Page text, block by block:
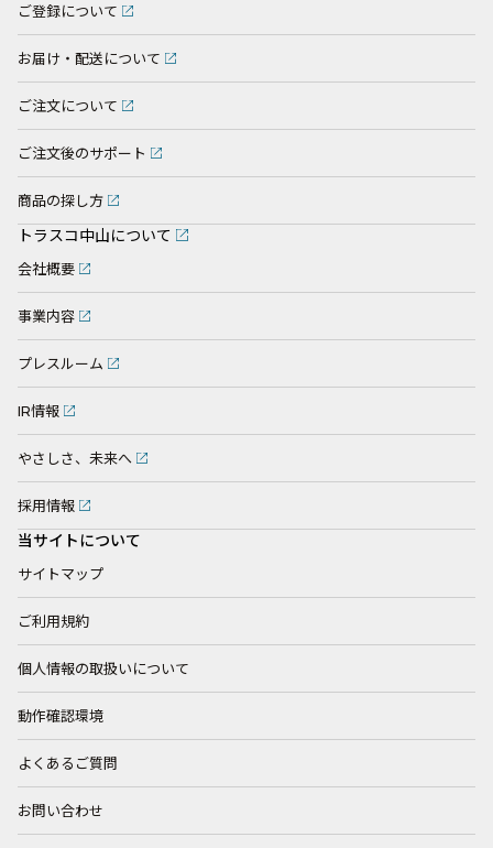
ご登録について
お届け・配送について
ご注文について
ご注文後のサポート
商品の探し方
トラスコ中山について
会社概要
事業内容
プレスルーム
IR情報
やさしさ、未来へ
採用情報
当サイトについて
サイトマップ
ご利用規約
個人情報の取扱いについて
動作確認環境
よくあるご質問
お問い合わせ